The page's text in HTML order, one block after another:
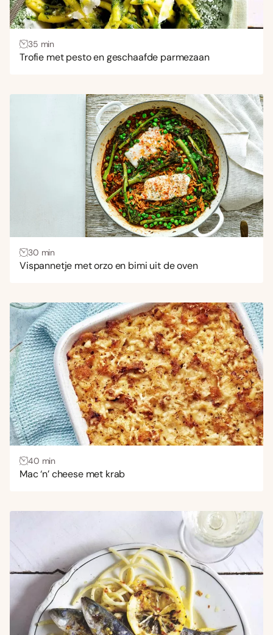
35 min
Trofie met pesto en geschaafde parmezaan
30 min
Vispannetje met orzo en bimi uit de oven
40 min
Mac ‘n’ cheese met krab